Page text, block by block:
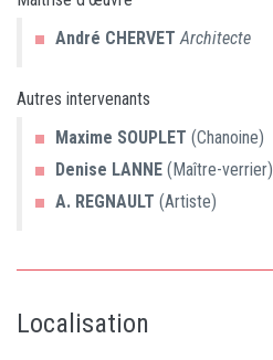
André CHERVET Architecte
Autres intervenants
Maxime SOUPLET (Chanoine)
Denise LANNE (Maître-verrier)
A. REGNAULT (Artiste)
Localisation